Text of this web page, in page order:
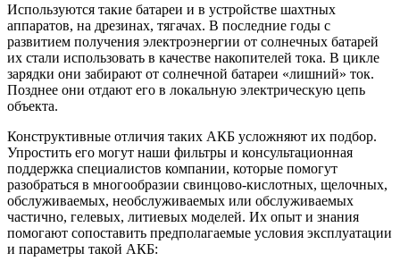
Используются такие батареи и в устройстве шахтных
аппаратов, на дрезинах, тягачах. В последние годы с
развитием получения электроэнергии от солнечных батарей
их стали использовать в качестве накопителей тока. В цикле
зарядки они забирают от солнечной батареи «лишний» ток.
Позднее они отдают его в локальную электрическую цепь
объекта.
Конструктивные отличия таких АКБ усложняют их подбор.
Упростить его могут наши фильтры и консультационная
поддержка специалистов компании, которые помогут
разобраться в многообразии свинцово-кислотных, щелочных,
обслуживаемых, необслуживаемых или обслуживаемых
частично, гелевых, литиевых моделей. Их опыт и знания
помогают сопоставить предполагаемые условия эксплуатации
и параметры такой АКБ: